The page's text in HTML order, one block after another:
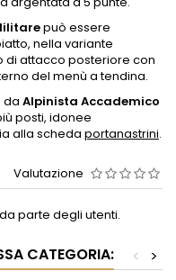
può essere
nella variante
di attacco posteriore con
del menù a tendina.
da Alpinista Accademico
posti, idonee
alla scheda portanastrini.
Valutazione
parte degli utenti.
CATEGORIA: >
<